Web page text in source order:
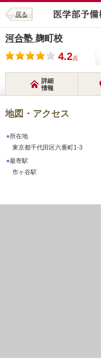
戻る
河合塾 麹町校
4.2点
詳細
情報
地図・アクセス
所在地
東京都千代田区六番町1-3
最寄駅
市ヶ谷駅